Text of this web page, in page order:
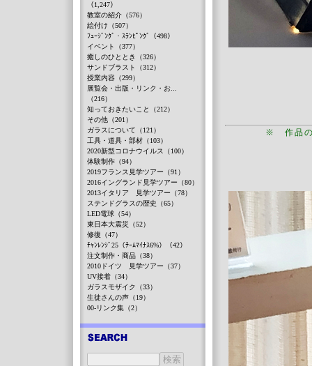
※ 作品の
（1,247）
教室の紹介（576）
絵付け（507）
ﾌｭｰｼﾞﾝｸﾞ・ｽﾗﾝﾋﾟﾝｸﾞ（498）
イベント（377）
癒しのひととき（326）
サンドブラスト（312）
授業内容（299）
展覧会・出版・リンク・お...
（216）
知っておきたいこと（212）
その他（201）
ガラスについて（121）
工具・道具・部材（103）
2020新型コロナウイルス（100）
体験制作（94）
2019フランス見学ツアー（91）
2016イングランド見学ツアー（80）
2013イタリア 見学ツアー（78）
ステンドグラスの歴史（65）
LED電球（54）
東日本大震災（52）
修復（47）
ﾁｬﾝﾚﾝｼﾞ25（ﾁｰﾑﾏｲﾅｽ6%）（42）
注文制作・商品（38）
2010ドイツ 見学ツアー（37）
UV接着（34）
ガラスモザイク（33）
生徒さんの声（19）
00-リンク集（2）